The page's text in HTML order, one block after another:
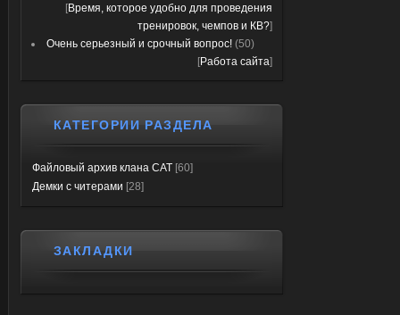
[Время, которое удобно для проведения
тренировок, чемпов и КВ?]
Очень серьезный и срочный вопрос! (50)
[Работа сайта]
КАТЕГОРИИ РАЗДЕЛА
Файловый архив клана CAT [60]
Демки с читерами [28]
ЗАКЛАДКИ